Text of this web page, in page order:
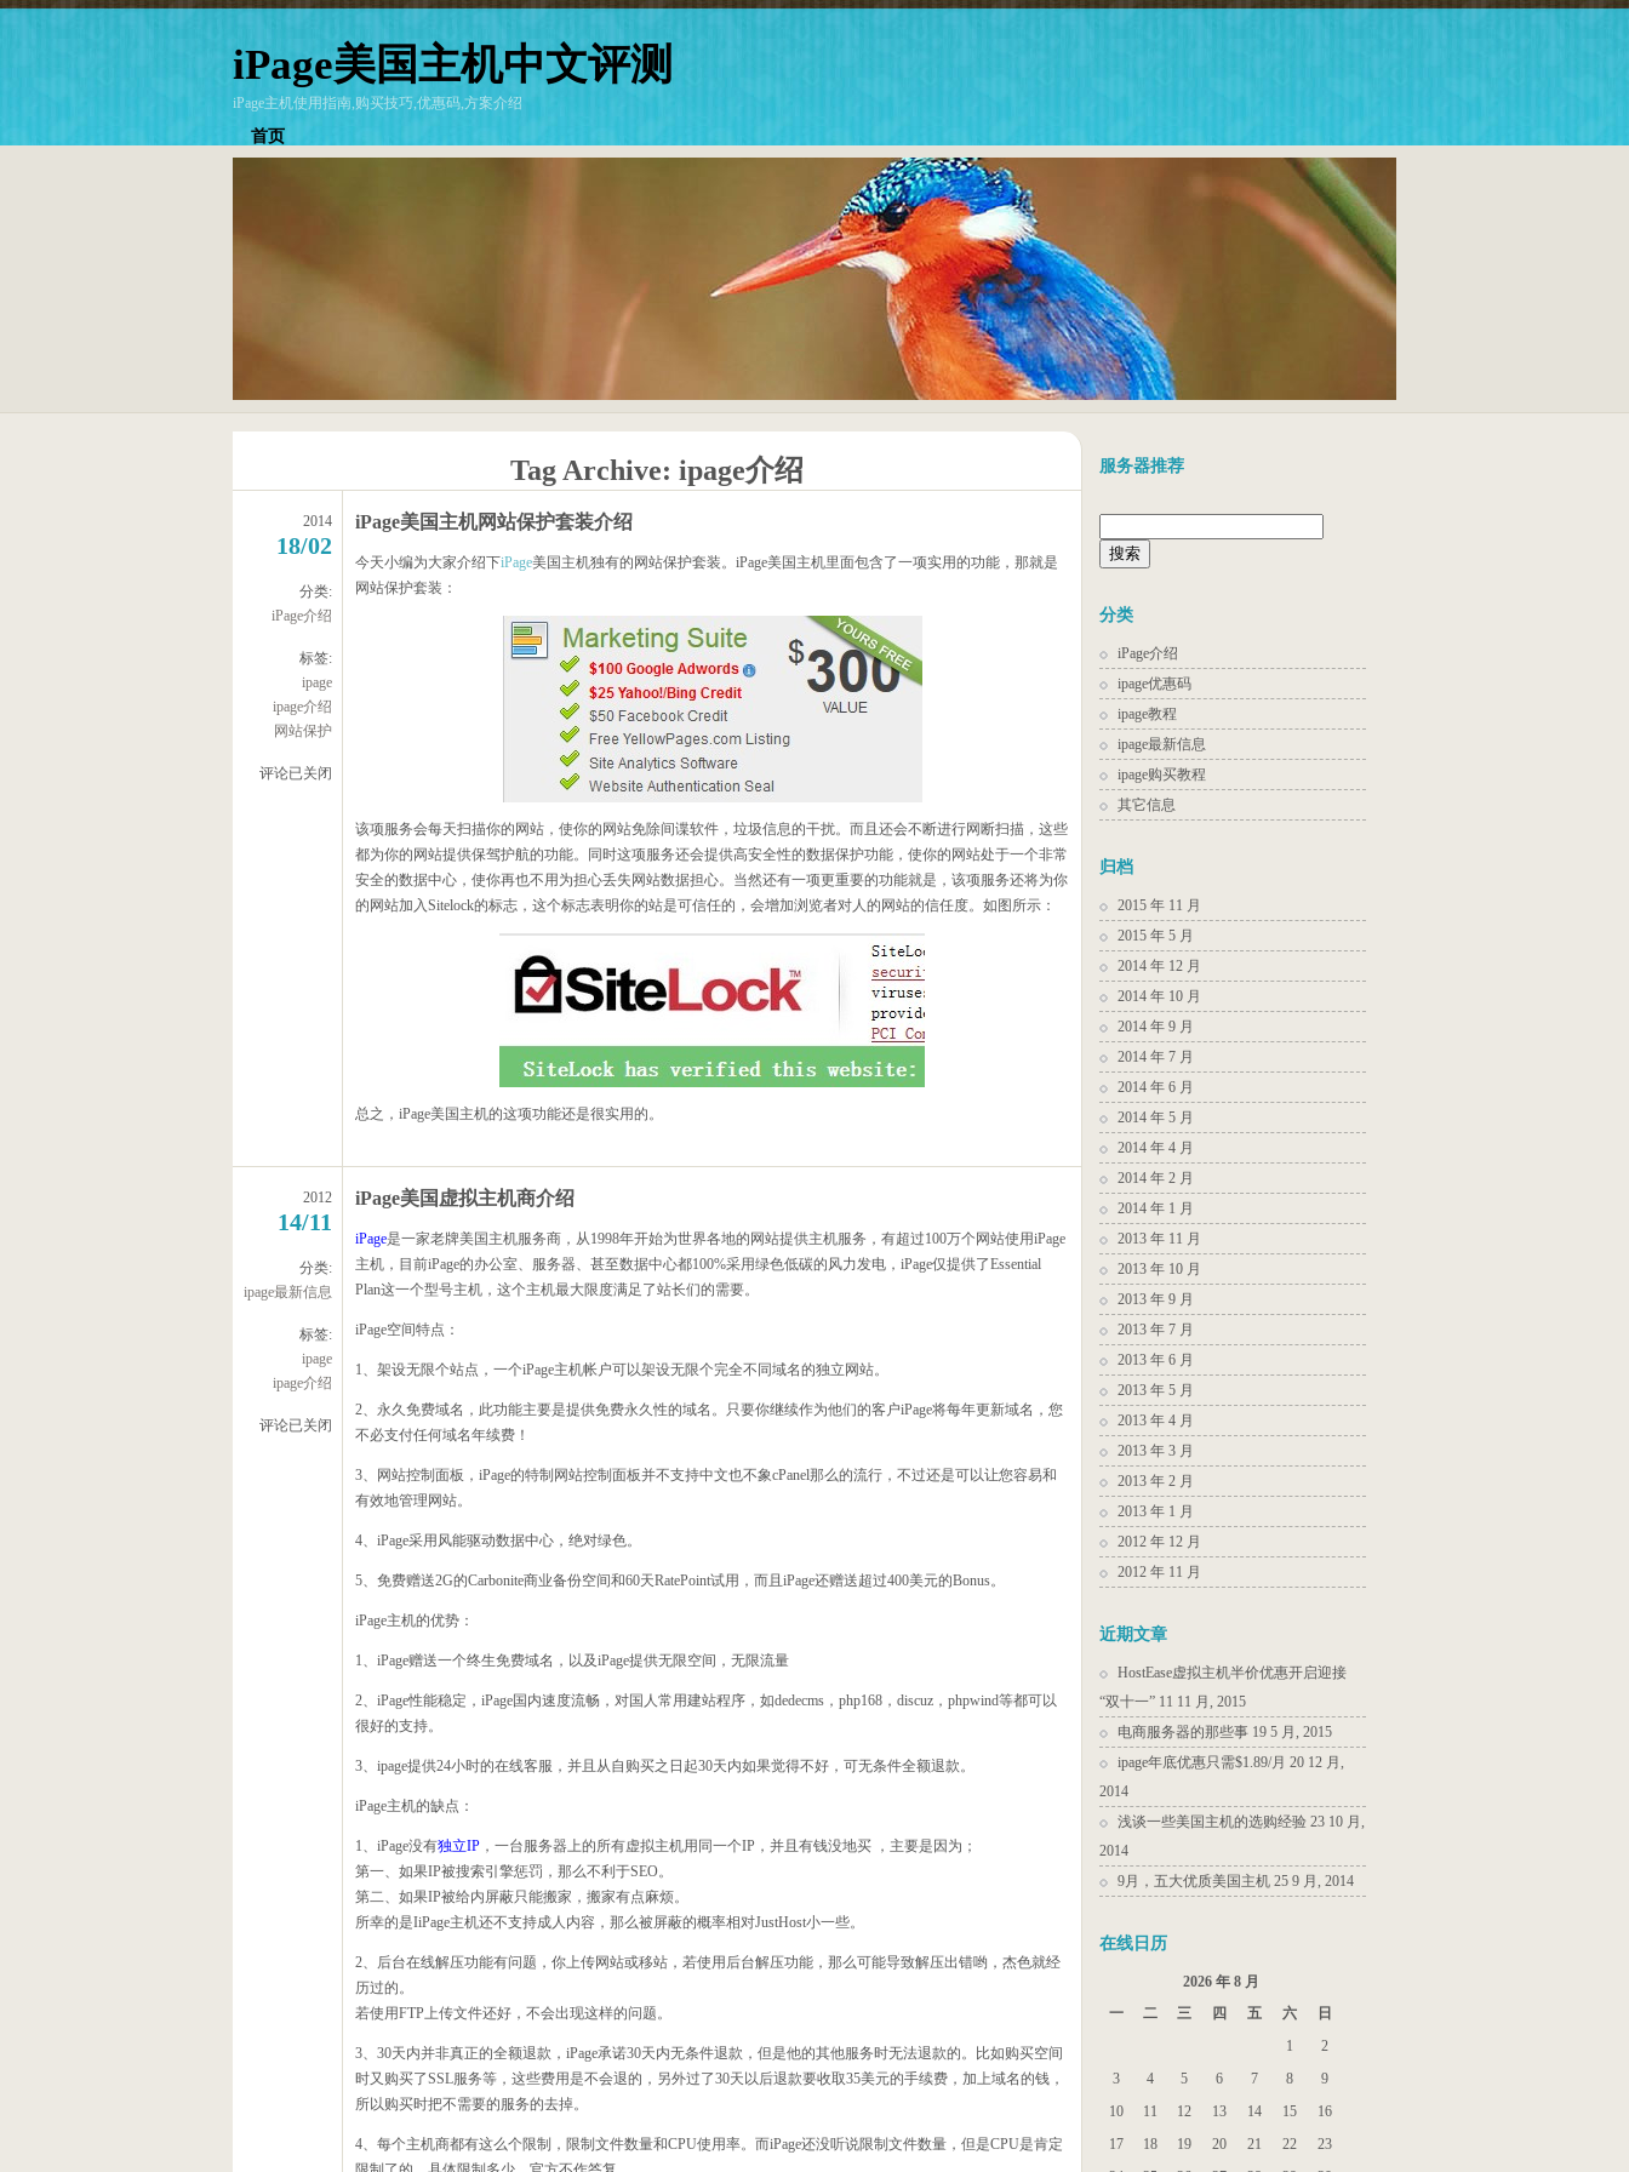
iPage美国主机中文评测
iPage主机使用指南,购买技巧,优惠码,方案介绍
首页
Tag Archive: ipage介绍
2014
18/02
分类:
iPage介绍
标签:
ipage
ipage介绍
网站保护
评论已关闭
iPage美国主机网站保护套装介绍
今天小编为大家介绍下iPage美国主机独有的网站保护套装。iPage美国主机里面包含了一项实用的功能，那就是
网站保护套装：
该项服务会每天扫描你的网站，使你的网站免除间谍软件，垃圾信息的干扰。而且还会不断进行网断扫描，这些
都为你的网站提供保驾护航的功能。同时这项服务还会提供高安全性的数据保护功能，使你的网站处于一个非常
安全的数据中心，使你再也不用为担心丢失网站数据担心。当然还有一项更重要的功能就是，该项服务还将为你
的网站加入Sitelock的标志，这个标志表明你的站是可信任的，会增加浏览者对人的网站的信任度。如图所示：
总之，iPage美国主机的这项功能还是很实用的。
2012
14/11
分类:
ipage最新信息
标签:
ipage
ipage介绍
评论已关闭
iPage美国虚拟主机商介绍
iPage是一家老牌美国主机服务商，从1998年开始为世界各地的网站提供主机服务，有超过100万个网站使用iPage
主机，目前iPage的办公室、服务器、甚至数据中心都100%采用绿色低碳的风力发电，iPage仅提供了Essential
Plan这一个型号主机，这个主机最大限度满足了站长们的需要。
iPage空间特点：
1、架设无限个站点，一个iPage主机帐户可以架设无限个完全不同域名的独立网站。
2、永久免费域名，此功能主要是提供免费永久性的域名。只要你继续作为他们的客户iPage将每年更新域名，您
不必支付任何域名年续费！
3、网站控制面板，iPage的特制网站控制面板并不支持中文也不象cPanel那么的流行，不过还是可以让您容易和
有效地管理网站。
4、iPage采用风能驱动数据中心，绝对绿色。
5、免费赠送2G的Carbonite商业备份空间和60天RatePoint试用，而且iPage还赠送超过400美元的Bonus。
iPage主机的优势：
1、iPage赠送一个终生免费域名，以及iPage提供无限空间，无限流量
2、iPage性能稳定，iPage国内速度流畅，对国人常用建站程序，如dedecms，php168，discuz，phpwind等都可以
很好的支持。
3、ipage提供24小时的在线客服，并且从自购买之日起30天内如果觉得不好，可无条件全额退款。
iPage主机的缺点：
1、iPage没有独立IP ，一台服务器上的所有虚拟主机用同一个IP，并且有钱没地买 ，主要是因为；
第一、如果IP被搜索引擎惩罚，那么不利于SEO。
第二、如果IP被给内屏蔽只能搬家，搬家有点麻烦。
所幸的是IiPage主机还不支持成人内容，那么被屏蔽的概率相对JustHost小一些。
2、后台在线解压功能有问题，你上传网站或移站，若使用后台解压功能，那么可能导致解压出错哟，杰色就经
历过的。
若使用FTP上传文件还好，不会出现这样的问题。
3、30天内并非真正的全额退款，iPage承诺30天内无条件退款，但是他的其他服务时无法退款的。比如购买空间
时又购买了SSL服务等，这些费用是不会退的，另外过了30天以后退款要收取35美元的手续费，加上域名的钱，
所以购买时把不需要的服务的去掉。
4、每个主机商都有这么个限制，限制文件数量和CPU使用率。而iPage还没听说限制文件数量，但是CPU是肯定
服务器推荐
索：
分类
iPage介绍
ipage优惠码
ipage教程
ipage最新信息
ipage购买教程
其它信息
归档
2015 年 11 月
2015 年 5 月
2014 年 12 月
2014 年 10 月
2014 年 9 月
2014 年 7 月
2014 年 6 月
2014 年 5 月
2014 年 4 月
2014 年 2 月
2014 年 1 月
2013 年 11 月
2013 年 10 月
2013 年 9 月
2013 年 7 月
2013 年 6 月
2013 年 5 月
2013 年 4 月
2013 年 3 月
2013 年 2 月
2013 年 1 月
2012 年 12 月
2012 年 11 月
近期文章
HostEase虚拟主机半价优惠开启迎接
“双十一” 11 11 月, 2015
电商服务器的那些事 19 5 月, 2015
ipage年底优惠只需$1.89/月 20 12 月,
2014
浅谈一些美国主机的选购经验 23 10 月,
2014
9月，五大优质美国主机 25 9 月, 2014
在线日历
2026 年 8 月
一
二 三 四 五 六
日
1
2
3
4 5 6 7 8
9
10
11 12 13 14 15
16
17
18 19 20 21 22
23